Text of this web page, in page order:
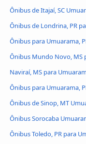
Ônibus de Itajaí, SC
Ônibus de Londrina, PR
Ônibus para Umuarama,
Ônibus Mundo Novo, MS
Naviraí, MS para
Ônibus para Umuarama,
Ônibus de Sinop, MT
Ônibus Sorocaba
Ônibus Toledo, PR para